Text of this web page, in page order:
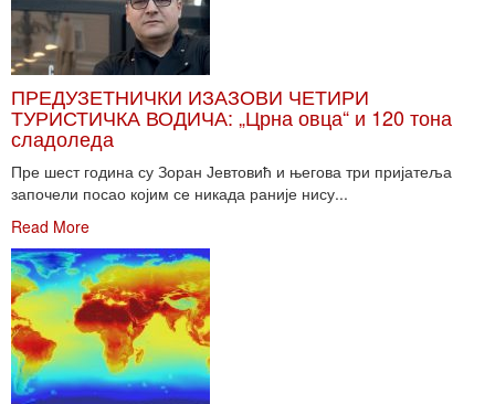
ПРЕДУЗЕТНИЧКИ ИЗАЗОВИ ЧЕТИРИ
ТУРИСТИЧКА ВОДИЧА: „Црна овца“ и 120 тона
сладоледа
Пре шест година су Зоран Јевтовић и његова три пријатеља
започели посао којим се никада раније нису...
Read More